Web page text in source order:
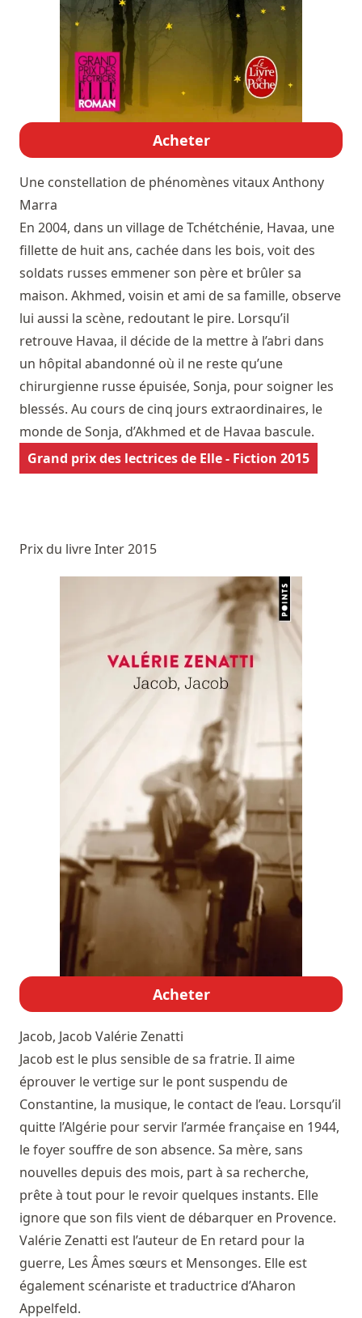
Acheter
Une constellation de phénomènes vitauxAnthony
Marra
En 2004, dans un village de Tchétchénie, Havaa, une
fillette de huit ans, cachée dans les bois, voit des
soldats russes emmener son père et brûler sa
maison. Akhmed, voisin et ami de sa famille, observe
lui aussi la scène, redoutant le pire. Lorsqu’il
retrouve Havaa, il décide de la mettre à l’abri dans
un hôpital abandonné où il ne reste qu’une
chirurgienne russe épuisée, Sonja, pour soigner les
blessés. Au cours de cinq jours extraordinaires, le
monde de Sonja, d’Akhmed et de Havaa bascule.
Grand prix des lectrices de Elle - Fiction 2015
Prix du livre Inter 2015
Acheter
Jacob, Jacob Valérie Zenatti
Jacob est le plus sensible de sa fratrie. Il aime
éprouver le vertige sur le pont suspendu de
Constantine, la musique, le contact de l’eau. Lorsqu’il
quitte l’Algérie pour servir l’armée française en 1944,
le foyer souffre de son absence. Sa mère, sans
nouvelles depuis des mois, part à sa recherche,
prête à tout pour le revoir quelques instants. Elle
ignore que son fils vient de débarquer en Provence.
Valérie Zenatti est l’auteur de En retard pour la
guerre, Les Âmes sœurs et Mensonges. Elle est
également scénariste et traductrice d’Aharon
Appelfeld.